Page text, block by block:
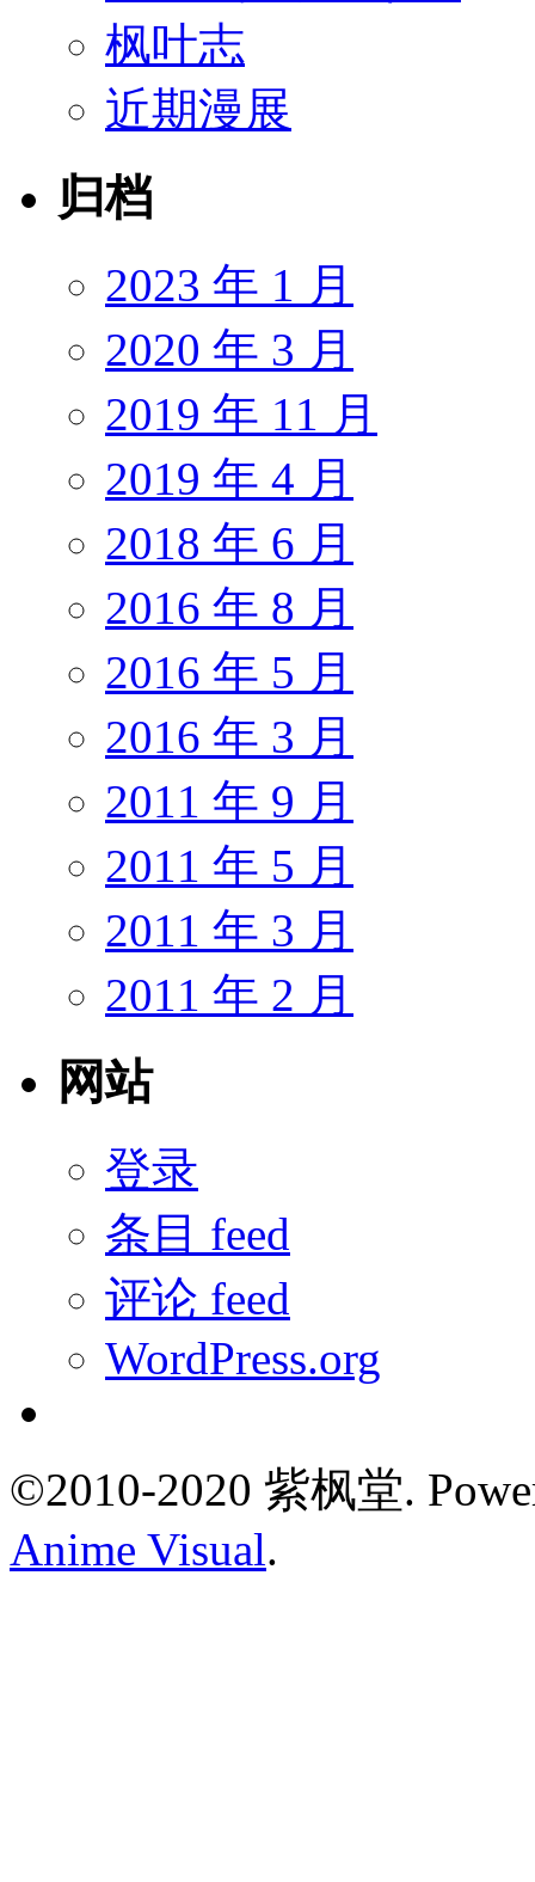
枫叶志
近期漫展
归档
2023 年 1 月
2020 年 3 月
2019 年 11 月
2019 年 4 月
2018 年 6 月
2016 年 8 月
2016 年 5 月
2016 年 3 月
2011 年 9 月
2011 年 5 月
2011 年 3 月
2011 年 2 月
网站
登录
条目 feed
评论 feed
WordPress.org
©2010-2020 紫枫堂.
Anime Visual.